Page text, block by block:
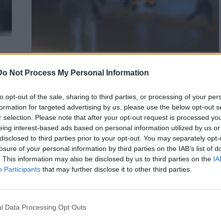
Not Process My Personal Information
opt-out of the sale, sharing to third parties, or processing of your
for targeted advertising by us, please use the below opt-out
selection. Please note that after your opt-out request is processed
interest-based ads based on personal information utilized by us
to third parties prior to your opt-out. You may separately
of your personal information by third parties on the IAB’s list of
This information may also be disclosed by us to third parties on the
Participants that may further disclose it to other third parties.
Data Processing Opt Outs
Ηρακλείου – Βίντεο
Αιματηρή συμπλοκή μεταξύ ομάδας αλλοδαπών σημειώθηκε
νωρίτερα το απόγευμα της Δευτέρας 17/11 στο κέντρο του
Ηρακλείου και συγκεκριμένα…
Newsroom 17 Νοεμβρίου, 2025